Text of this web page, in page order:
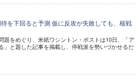
を下回ると予測 仮に反攻が失敗しても、核戦
をめぐり、米紙ワシントン・ポストは10日、「ア
」と題した記事を掲載し、停戦派を勢いづかせるだ